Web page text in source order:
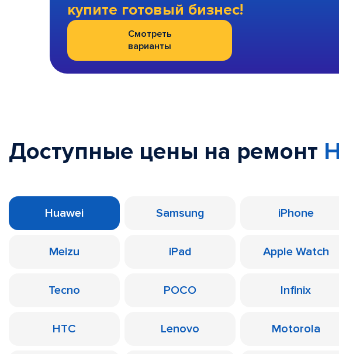
купите готовый бизнес!
Смотреть
варианты
Доступные цены на ремонт
Huawei Samsung iPhone
Meizu iPad Apple Watch
Tecno POCO Infinix
HTC Lenovo Motorola